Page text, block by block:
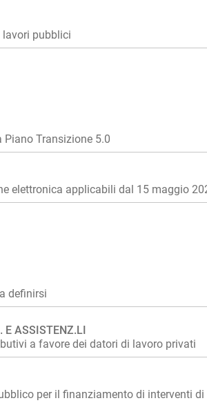
lavori pubblici
Piano Transizione 5.0
elettronica applicabili dal 15 maggio
definirsi
E ASSISTENZ.LI
a favore dei datori di lavoro privati
per il finanziamento di interventi